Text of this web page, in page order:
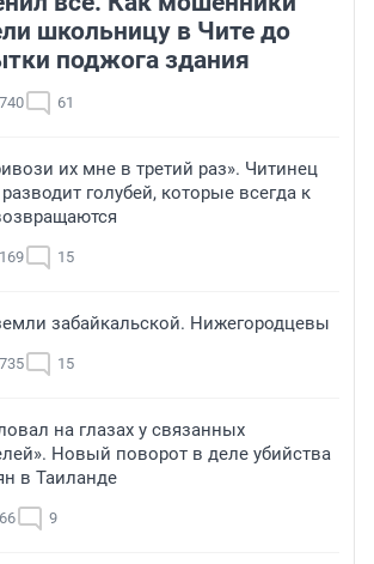
школьницу в Чите до
поджога здания
61
их мне в третий раз». Читинец
голубей, которые всегда к
15
забайкальской. Нижегородцевы
15
на глазах у связанных
Новый поворот в деле убийства
в Таиланде
9